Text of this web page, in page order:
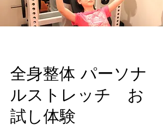
全身整体 パーソナ
ルストレッチ お
試し体験